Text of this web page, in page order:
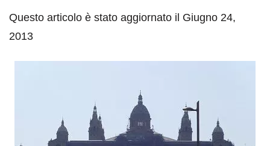
Questo articolo è stato aggiornato il Giugno 24,
2013